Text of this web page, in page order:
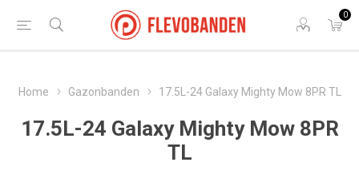
0
Home Gazonbanden 17.5L-24 Galaxy Mighty Mow 8PR TL
17.5L-24 Galaxy Mighty Mow 8PR
TL